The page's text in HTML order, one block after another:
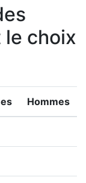
choix
Hommes